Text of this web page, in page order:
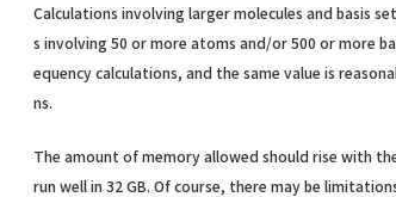
Calculations involving larger molecules and basis
s involving 50 or more atoms and/or 500 or more
equency calculations, and the same value is
ns.
The amount of memory allowed should rise with
run well in 32 GB. Of course, there may be